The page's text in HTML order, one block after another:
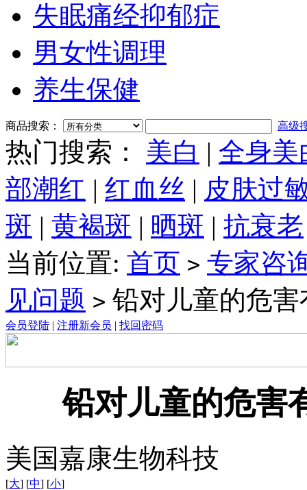
失眠痛经抑郁症
男女性调理
养生保健
商品搜索： 高级
热门搜索： 美白 | 全身美
部潮红 | 红血丝 | 皮肤过
斑 | 黄褐斑 | 晒斑 | 抗衰老
当前位置: 首页 > 专家咨
见问题 > 铅对儿童的危
会员登陆 | 注册新会员 | 找回密码
铅对儿童的危害
美国嘉康生物科技
[大] [中] [小]